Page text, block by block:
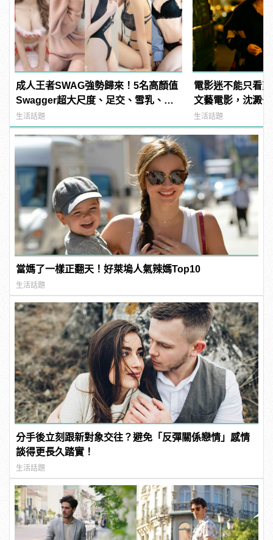
成人王者SWAG強勢歸來！5名高顏值
Swagger超大尺度、足交、雪乳、粉
紅海鮮通通有，親自教你人與人的連
結！ | manfashion這樣變型男
生活話題
電影迷不能只看
文藝電影，沈澱
生活話題
當媽了一樣正翻天！好萊塢人氣辣媽Top10
生活話題
分手後立刻跟新對象交往？避免「反彈關係戀情」感情
談得更長久踏實！
生活話題